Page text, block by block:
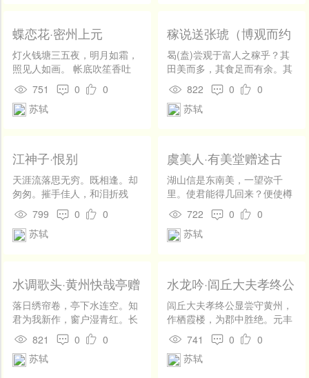
哲宗亲政后，苏轼又被一贬再贬，由英州、惠州，一直远放到儋州
（今海南儋县）。直到元符三年（1100）徽宗即位，才遇赦北归。死
于常州。宋孝宗时追谥文忠。苏轼政治上几经挫折，始终对人生和美
好事物有着执着的追求。他的思想主体是儒家思想，又吸收释老思想
近。要求有意而言，文以致用。重视文学的艺术价值。苏轼是北宋中
期的文坛领袖，文学巨匠，唐宋八大家之一。其文纵横恣肆，其诗题
材广阔，清新豪健，善用夸张、比喻，独具风格。词开豪放一派，与
辛弃疾并称「苏辛」。创作以诗歌为多，计)2700余首，题材丰富多
情。如《荔枝叹》、《陈季常所蓄朱陈村嫁娶图》、《五禽言》、
《吴中田妇叹》等。描写自然景物的诗写得精警有新意，耐人寻味。
如《有美堂暴雨》、《题西林壁》等。诗歌还反映了各地的风土人情
和生活画面，无事不可入诗。写物传神，奔放灵动，触处生春，极富
子不以察，以错为之说。天下
悲错之以忠而受祸，不知错有
以取之也。 古之立大事者，不
惟有超世之才，亦必有坚忍不
拔之志。昔禹之治水，凿龙
门，决大河而放之海。方其功
之未成也，盖亦有溃冒冲突可
至於成功。 夫以七国之强，而
骤削之，其为变，岂足怪哉？
错不於此时捐其身，为天下当
大难之冲，而制吴楚之命，乃
为自全之计，欲使天子自将而
己居守。且夫发七国之难者，
谁乎？己欲求其名，安所逃其
患。以自将之至危，与居守至
所以愤怨而不平者也。 当此之
时，虽无袁盎，错亦未免於
祸。何者？己欲居守，而使人
难之矣，而重违其议。是以袁
盎之说，得行於其间。使吴楚
反，错已身任其危，日夜淬
以遗之云。 昵昵儿女语，灯火
夜微明。恩怨尔汝来去，弹指
泪和声。忽变轩昂勇士，一鼓
填然作气，千里不留行。回首
暮云远，飞絮搅青冥。 众禽
里，真彩凤，独不鸣。跻攀寸
步千险，一落百寻轻。烦子指
君倾。
蝶恋花·密州上元
灯火钱塘三五夜，明月如霜，
照见人如画。 帐底吹笙香吐
麝，更无一点尘随马。 寂寞山
城人老也！击鼓吹箫，却入农
桑社。 火冷灯稀霜露下，昏昏
751 0
0
苏轼
稼说送张琥（博观而约
取，厚积而薄发）
曷(盍)尝观于富人之稼乎？其
田美而多，其食足而有余。其
田美而多，则可以更休，而地
力得全；其食足而有余，则种
之常不后时，而敛之常及其
之家，而共百亩之田。寸寸而
取之，日夜以望之，锄、铚 、
耰、艾，相寻于其上者如鱼
鳞，而地力竭矣。种之常不及
时，而敛之常不待其熟。此岂
能复有美稼哉？ 古之人，其才
非有以大过今之人也。平居所
也。弱者养之，以至于刚；虚
者养之，以至于充。三十而后
仕，五十而后爵。信于久屈之
中，而用于至足之后；流于既
溢之余，而发于持满之末。此
古之人所以大过人，而今之君
子所以不及也。 吾少也有志于
822 0
0
苏轼
江神子·恨别
天涯流落思无穷。既相逢。却
匆匆。摧手佳人，和泪折残
红。为问东风余几许，春纵
在，与谁同。 隋堤三月水溶
溶。背归鸿。去吴中。回首彭
一) 天涯流落思无穷！既相
逢，却匆匆。携手佳人，和泪
折残红。为问东风余几许？春
纵在，与谁同！ 隋堤三月水溶
溶。背归鸿，去吴中。回首彭
城，清泗与淮通。欲寄相思千
点泪，流不到，楚江东。(版本
799 0
0
苏轼
虞美人·有美堂赠述古
湖山信是东南美，一望弥千
里。使君能得几回来？便使樽
前醉倒更徘徊。 沙河塘里灯初
上，水调谁家唱？夜阑风静欲
归时，惟有一江明月碧琉璃。
722 0
0
苏轼
水调歌头·黄州快哉亭赠
张偓佺
落日绣帘卷，亭下水连空。知
君为我新作，窗户湿青红。长
记平山堂上，欹枕江南烟雨，
杳杳没孤鸿。认得醉翁语，山
色有无中。 一千顷，都镜净，
821 0
0
苏轼
水龙吟·闾丘大夫孝终公
显尝守黄州
闾丘大夫孝终公显尝守黄州，
作栖霞楼，为郡中胜绝。元丰
五年，余谪居黄。正月十七
日，梦扁舟渡江，中流回望，
楼中歌乐杂作。舟中人言：公
741 0
0
苏轼